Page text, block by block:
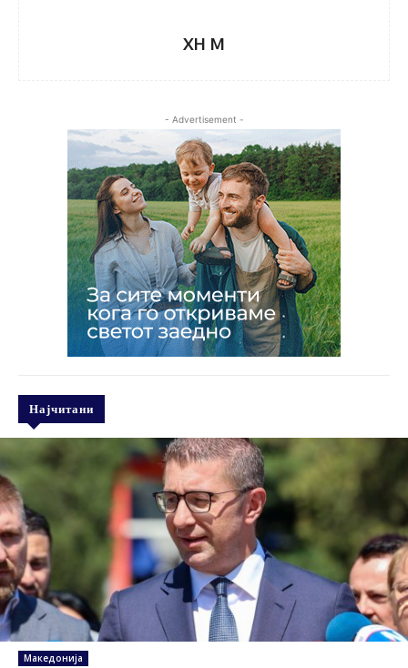
XH M
- Advertisement -
Најчитани
Македонија